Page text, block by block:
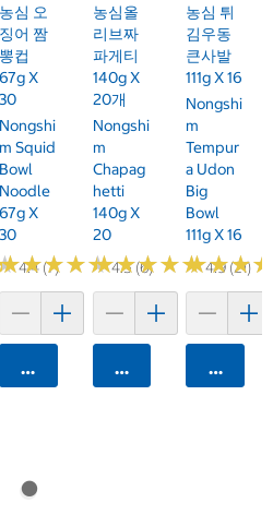
4.4 (7)
농심 오
징어 짬
뽕컵
67g X
30
Nongshi
M Squid
Bowl
Noodle
67g X
30
★★★★★
★★★★★4.5 (6)
카트에 담기
농심올
리브짜
파게티
140g X
20개
Nongshi
M
Chapag
Hetti
140g X
20
★★★★★
★★★★★4.9 (21)
카트에 담기
농심 튀
김우동
큰사발
111g X 16
Nongshi
M
Tempur
A Udon
Big
Bowl
111g X 16
★★★
★★★
카트에